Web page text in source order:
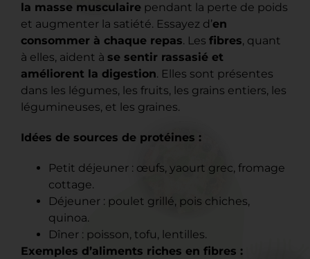
la masse musculaire pendant la perte de poids
et augmenter la satiété. Essayez d’en
consommer à chaque repas. Les fibres, quant
à elles, aident à se sentir rassasié et
améliorent la digestion. Elles sont présentes
dans les légumes, les fruits, les grains entiers, les
légumineuses, et les graines.
Idées de sources de protéines :
Petit déjeuner : œufs, yaourt grec, fromage
cottage.
Déjeuner : poulet grillé, pois chiches,
quinoa.
Dîner : poisson, tofu, lentilles.
Exemples d’aliments riches en fibres :